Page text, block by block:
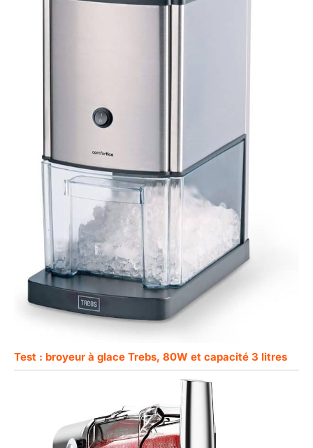
Test : broyeur à glace Trebs, 80W et capacité 3 litres